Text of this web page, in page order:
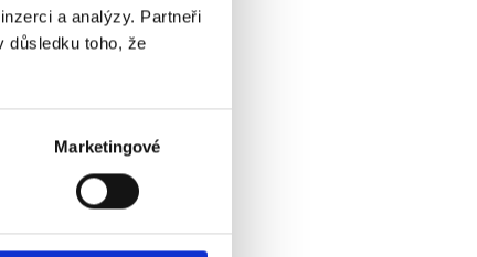
a analýzy. Partneři
důsledku toho, že
Marketingové